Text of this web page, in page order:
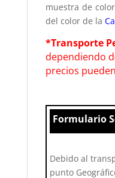
muestra de
del color de la
*Transporte
dependiendo
precios
Formulario
Debido al
punto